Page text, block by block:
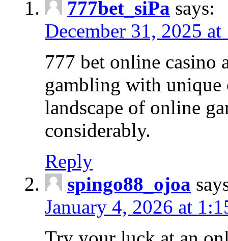
777bet_siPa says:
December 31, 2025 at
777 bet online
gambling with unique
landscape of online
considerably.
Reply
spingo88_ojoa
January 4, 2026 at